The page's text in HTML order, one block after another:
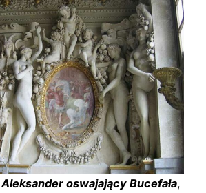
Aleksander oswajający Bucefała,